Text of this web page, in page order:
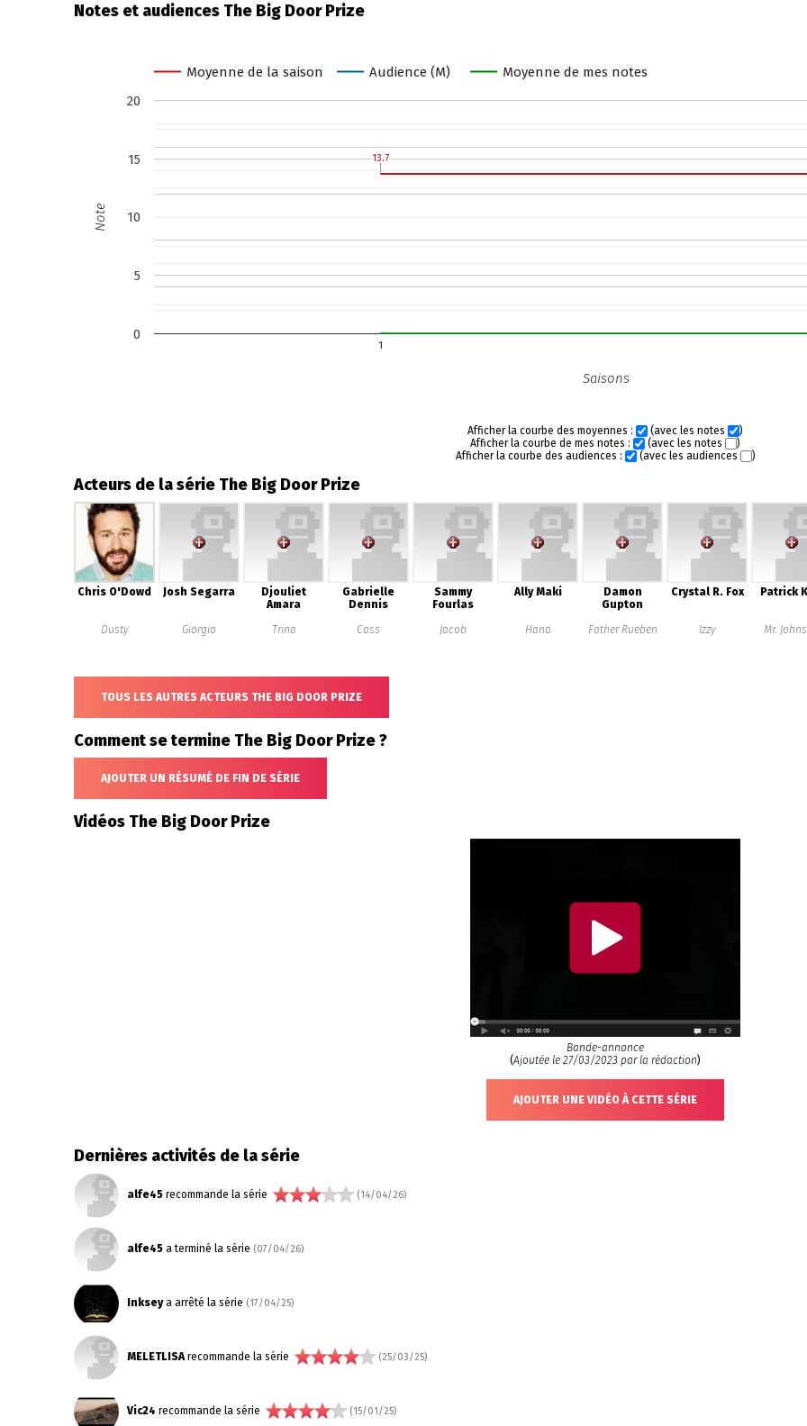
Notes et audiences The Big Door Prize
Moyenne de la saison Audience (M) Moyenne de mes notes
1
0
5
10
15
20
13.7
13.7
Saisons
Note
Afficher la courbe des moyennes : (avec les notes
)
Afficher la courbe de mes notes :
(avec les notes
)
Afficher la courbe des audiences :
(avec les audiences )
Acteurs de la série The Big Door Prize
Chris O'Dowd
Dusty
Josh Segarra
Giorgio
Djouliet
Amara
Trina
Gabrielle
Dennis
Cass
Sammy
Fourlas
Jacob
Ally Maki
Hana
Damon
Gupton
Father Rueben
Crystal R. Fox
Izzy
Patrick
Mr.
TOUS LES AUTRES ACTEURS THE BIG DOOR PRIZE
Comment se termine The Big Door Prize ?
AJOUTER UN RÉSUMÉ DE FIN DE SÉRIE
Vidéos The Big Door Prize
Bande-annonce
(Ajoutée le 27/03/2023 par la rédaction)
AJOUTER UNE VIDÉO À CETTE SÉRIE
Dernières activités de la série
alfe45 recommande la série (14/04/26)
alfe45 a terminé la série (07/04/26)
Inkseya arrêté la série (17/04/25)
MELETLISArecommande la série (25/03/25)
Vic24 recommande la série (15/01/25)